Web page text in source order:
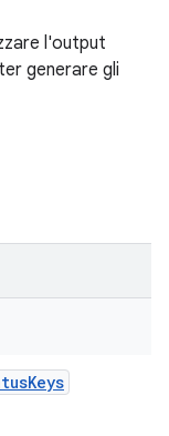
l'output
generare gli
Keys